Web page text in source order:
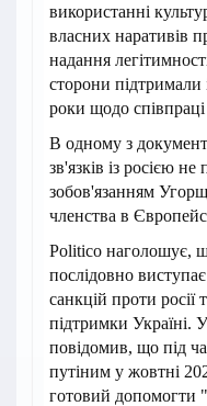
використанні
власних наративів
надання
сторони
роки щодо співпраці
В одному з
зв'язків із росією
зобов'язанням
членства в
Politico наголошує,
послідовно
санкцій проти росії
підтримки Україні.
повідомив, що під
путіним у жовтні
готовий допомогти